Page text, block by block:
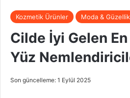
Kozmetik Ürünler Moda & Güzellik
Cilde İyi Gelen
Yüz
Son güncelleme: 1 Eylül 2025